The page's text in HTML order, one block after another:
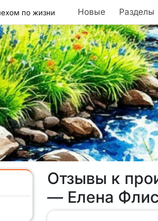
по жизни Новые Разделы
Отзывы к
— Елена